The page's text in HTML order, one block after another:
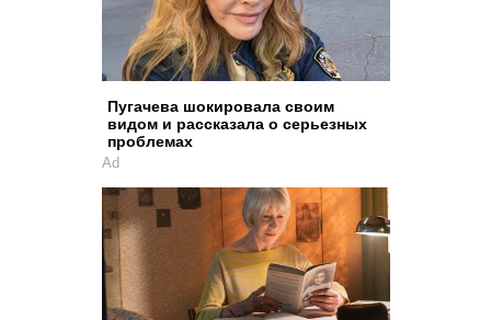
Пугачева шокировала своим
видом и рассказала о серьезных
проблемах
Ad